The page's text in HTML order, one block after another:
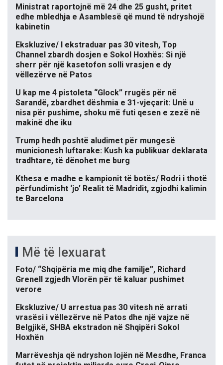
Ministrat raportojnë më 24 dhe 25 gusht, pritet
edhe mbledhja e Asamblesë që mund të ndryshojë
kabinetin
Ekskluzive/ I ekstraduar pas 30 vitesh, Top
Channel zbardh dosjen e Sokol Hoxhës: Si një
sherr për një kasetofon solli vrasjen e dy
vëllezërve në Patos
U kap me 4 pistoleta “Glock” rrugës për në
Sarandë, zbardhet dëshmia e 31-vjeçarit: Unë u
nisa për pushime, shoku më futi qesen e zezë në
makinë dhe iku
Trump hedh poshtë aludimet për mungesë
municionesh luftarake: Kush ka publikuar deklarata
tradhtare, të dënohet me burg
Kthesa e madhe e kampionit të botës/ Rodri i thotë
përfundimisht ‘jo’ Realit të Madridit, zgjodhi kalimin
te Barcelona
Më të lexuarat
Foto/ “Shqipëria me miq dhe familje”, Richard
Grenell zgjedh Vlorën për të kaluar pushimet
verore
Ekskluzive/ U arrestua pas 30 vitesh në arrati
vrasësi i vëllezërve në Patos dhe një vajze në
Belgjikë, SHBA ekstradon në Shqipëri Sokol
Hoxhën
Marrëveshja që ndryshon lojën në Mesdhe, Franca